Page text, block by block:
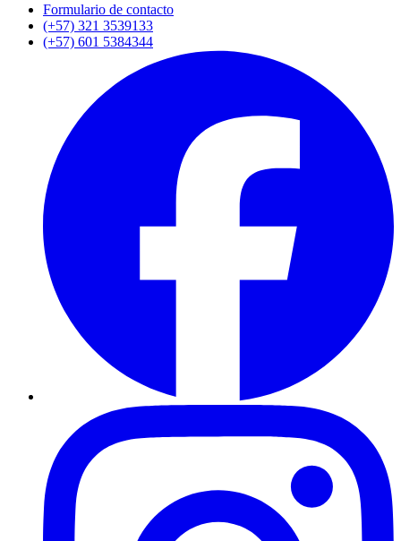
Formulario de contacto
(+57) 321 3539133
(+57) 601 5384344